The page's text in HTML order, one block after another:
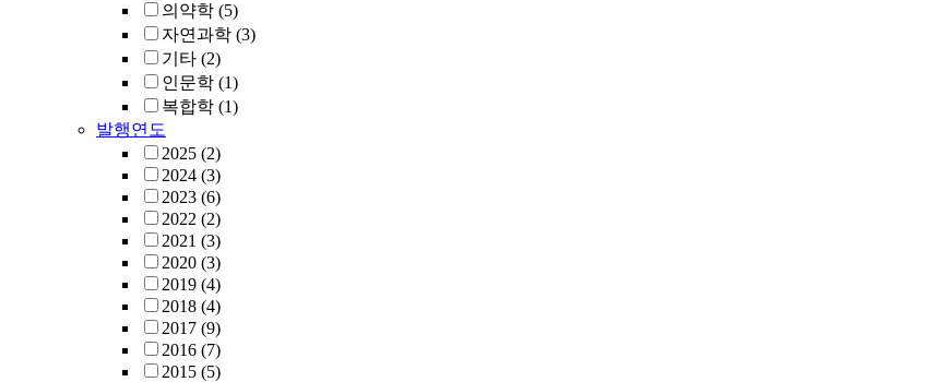
의약학 (5)
자연과학 (3)
기타 (2)
인문학 (1)
복합학 (1)
발행연도
2025 (2)
2024 (3)
2023 (6)
2022 (2)
2021 (3)
2020 (3)
2019 (4)
2018 (4)
2017 (9)
2016 (7)
2015 (5)